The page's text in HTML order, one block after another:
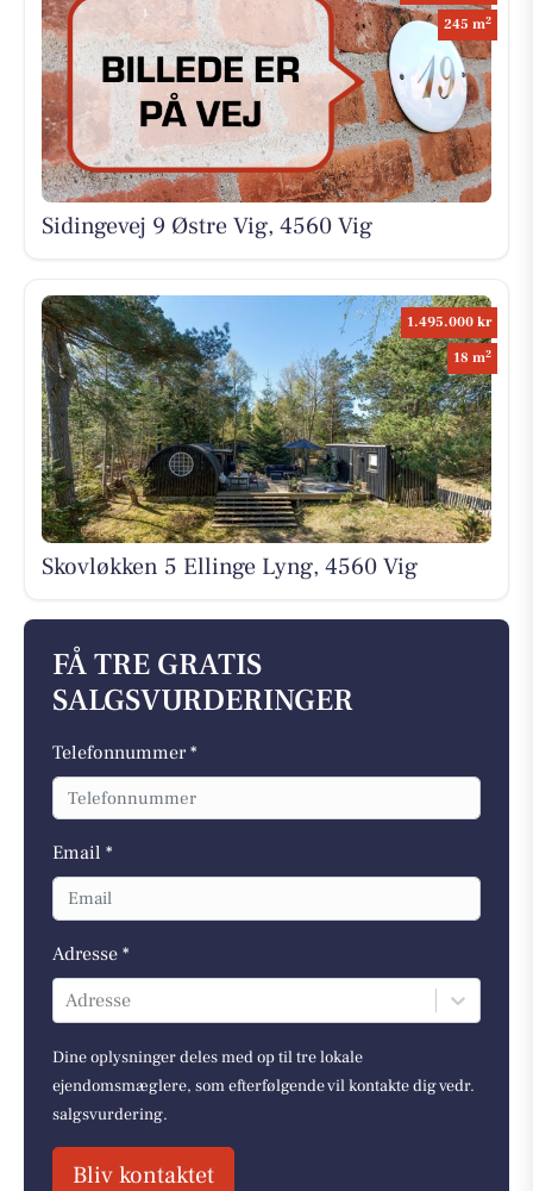
245 m2
Sidingevej 9 Østre Vig, 4560 Vig
1.495.000 kr
18 m2
Skovløkken 5 Ellinge Lyng, 4560 Vig
FÅ TRE GRATIS
SALGSVURDERINGER
Telefonnummer *
Email *
Adresse *
Adresse
Dine oplysninger deles med op til tre lokale
ejendomsmæglere, som efterfølgende vil kontakte dig vedr.
salgsvurdering.
Bliv kontaktet